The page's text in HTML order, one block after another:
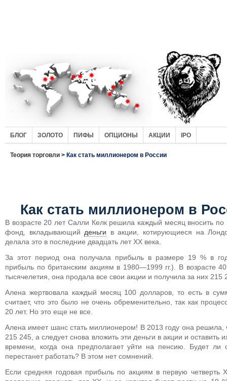
БЛОГ ЗОЛОТО ПИФЫ ОПЦИОНЫ АКЦИИ IPO
Теория торговли > Как стать миллионером в России
Как стать миллионером в
В возрасте 20 лет Салли Келк решила каждый месяц вносить
фонд, вкладывающий деньги в акции, котирующиеся на
делала это в последние двадцать лет XX века.
За этот период она получала прибыль в размере 19 % в
прибыль по британским акциям в 1980—1999 гг.). В возрасте
тысячелетия, она продала все свои акции и получила за них 215
Алена жертвовала каждый месяц 100 долларов, то есть в
считает, что это было не очень обременительно, так как
20 лет. Но это еще не все.
Алена имеет шанс стать миллионером! В 2013 году она решила,
215 245, а следует снова вложить эти деньги в акции и
времени, когда она предполагает уйти на пенсию. Будет ли
перестанет работать? В этом нет сомнений.
Если средняя годовая прибыль по акциям в первую четверть